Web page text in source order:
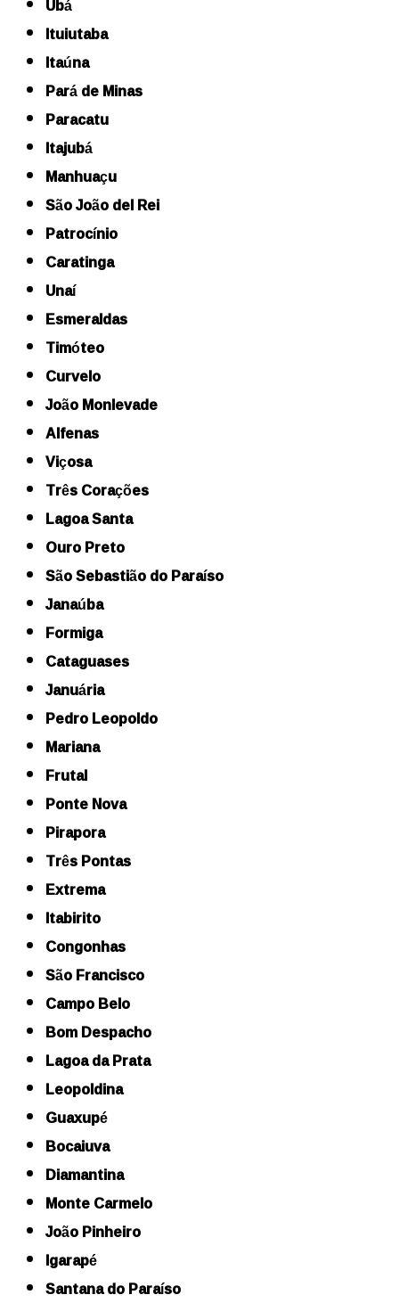
Ubá
Ituiutaba
Itaúna
Pará de Minas
Paracatu
Itajubá
Manhuaçu
São João del Rei
Patrocínio
Caratinga
Unaí
Esmeraldas
Timóteo
Curvelo
João Monlevade
Alfenas
Viçosa
Três Corações
Lagoa Santa
Ouro Preto
São Sebastião do Paraíso
Janaúba
Formiga
Cataguases
Januária
Pedro Leopoldo
Mariana
Frutal
Ponte Nova
Pirapora
Três Pontas
Extrema
Itabirito
Congonhas
São Francisco
Campo Belo
Bom Despacho
Lagoa da Prata
Leopoldina
Guaxupé
Bocaiuva
Diamantina
Monte Carmelo
João Pinheiro
Igarapé
Santana do Paraíso